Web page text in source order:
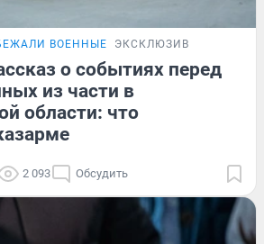
ВОЕННЫЕ ЭКСКЛЮЗИВ
о событиях перед
из части в
области: что
2 093 Обсудить